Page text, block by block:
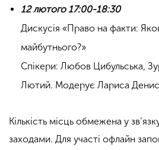
12 лютого 17:00-18:30
Дискусія «Право на факти:
майбутнього?»
Спікери: Любов Цибульська,
Лютий. Модерує Лариса
Кількість місць обмежена у
заходами. Для участі офлайн